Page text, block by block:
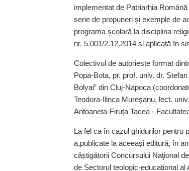
implementat de Patriarhia
serie de propuneri și exemple de
programa școlară la disciplina
nr. 5.001/2.12.2014 și aplicată în
Colectivul de autorieste format
Popa-Bota, pr. prof. univ. dr.
Bolyai” din Cluj-Napoca
Teodora-Ilinca Mureșanu, lect.
Antoaneta-Firuța Tacea -
La fel ca în cazul ghidurilor pentru
a,publicate la aceeași editură, în
câștigătorii Concursului Naţional
de Sectorul teologic-educațional al